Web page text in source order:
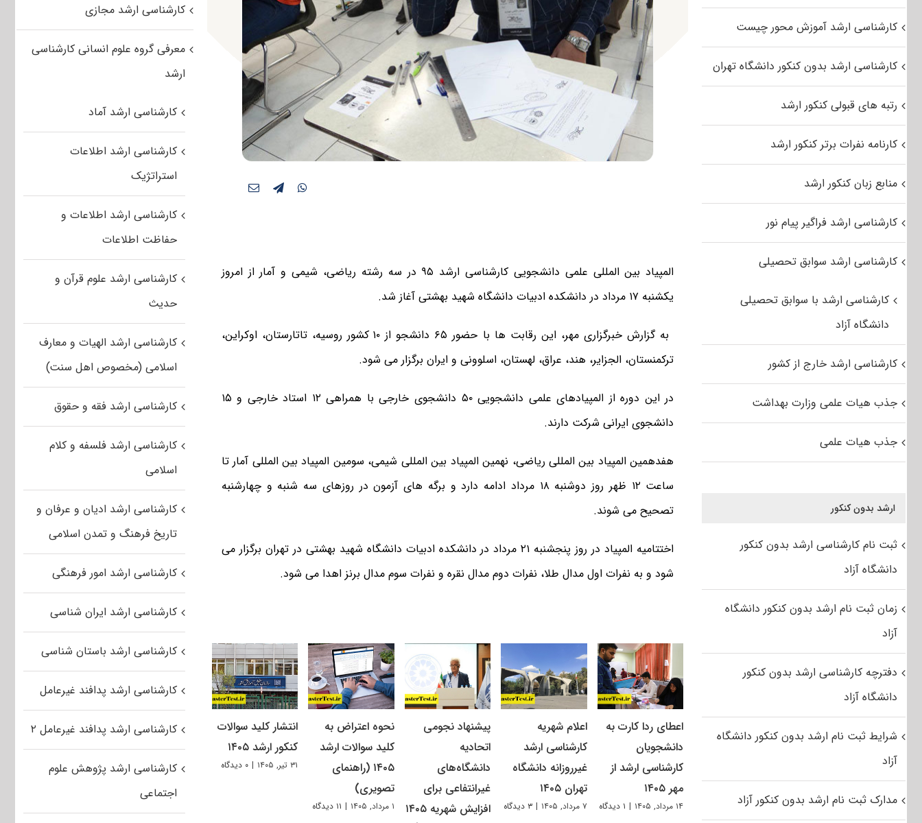
المپیاد بین المللی علمی دانشجویی کارشناسی ارشد ۹۵ در سه رشته ریاضی، شیمی و آمار از امروز
یکشنبه ۱۷ مرداد در دانشکده ادبیات دانشگاه شهید بهشتی آغاز شد.
به گزارش خبرگزاری مهر، این رقابت ها با حضور ۶۵ دانشجو از ۱۰ کشور روسیه، تاتارستان، اوکراین،
ترکمنستان، الجزایر، هند، عراق، لهستان، اسلوونی و ایران برگزار می شود.
در این دوره از المپیادهای علمی دانشجویی ۵۰ دانشجوی خارجی با همراهی ۱۲ استاد خارجی و ۱۵
دانشجوی ایرانی شرکت دارند.
هفدهمین المپیاد بین المللی ریاضی، نهمین المپیاد بین المللی شیمی، سومین المپیاد بین المللی آمار تا
ساعت ۱۲ ظهر روز دوشنبه ۱۸ مرداد ادامه دارد و برگه های آزمون در روزهای سه شنبه و چهارشنبه
تصحیح می شوند.
اختتامیه المپیاد در روز پنجشنبه ۲۱ مرداد در دانشکده ادبیات دانشگاه شهید بهشتی در تهران برگزار می
شود و به نفرات اول مدال طلا، نفرات دوم مدال نقره و نفرات سوم مدال برنز اهدا می شود.
اعطای ردا کارت به
دانشجویان
کارشناسی ارشد از
مهر ۱۴۰۵
۱۴ مرداد, ۱۴۰۵ | ۱ دیدگاه
اعلام شهریه
کارشناسی ارشد
غیرروزانه دانشگاه
تهران ۱۴۰۵
۷ مرداد, ۱۴۰۵ | ۳ دیدگاه
پیشنهاد نجومی
اتحادیه
دانشگاه‌های
غیرانتفاعی برای
افزایش شهریه ۱۴۰۵
نحوه اعتراض به
کلید سوالات ارشد
۱۴۰۵ (راهنمای
تصویری)
۱ مرداد, ۱۴۰۵ | ۱۱ دیدگاه
انتشار کلید سوالات
کنکور ارشد ۱۴۰۵
۳۱ تیر, ۱۴۰۵ | ۰ دیدگاه
کارشناسی ارشد مجازی
معرفی گروه علوم انسانی کارشناسی
ارشد
کارشناسی ارشد آماد
کارشناسی ارشد اطلاعات
استراتژیک
کارشناسی ارشد اطلاعات و
حفاظت اطلاعات
کارشناسی ارشد علوم قرآن و
حدیث
کارشناسی ارشد الهیات و معارف
اسلامی (مخصوص اهل سنت)
کارشناسی ارشد فقه و حقوق
کارشناسی ارشد فلسفه و کلام
اسلامی
کارشناسی ارشد ادیان و عرفان و
تاریخ فرهنگ و تمدن اسلامی
کارشناسی ارشد امور فرهنگی
کارشناسی ارشد ایران شناسی
کارشناسی ارشد باستان شناسی
کارشناسی ارشد پدافند غیرعامل
کارشناسی ارشد پدافند غیرعامل ۲
کارشناسی ارشد پژوهش علوم
اجتماعی
کارشناسی ارشد آموزش محور چیست
کارشناسی ارشد بدون کنکور دانشگاه تهران
رتبه های قبولی کنکور ارشد
کارنامه نفرات برتر کنکور ارشد
منابع زبان کنکور ارشد
کارشناسی ارشد فراگیر پیام نور
کارشناسی ارشد سوابق تحصیلی
کارشناسی ارشد با سوابق تحصیلی
دانشگاه آزاد
کارشناسی ارشد خارج از کشور
جذب هیات علمی وزارت بهداشت
جذب هیات علمی
ارشد بدون کنکور
ثبت نام کارشناسی ارشد بدون کنکور
دانشگاه آزاد
زمان ثبت نام ارشد بدون کنکور دانشگاه
آزاد
دفترچه کارشناسی ارشد بدون کنکور
دانشگاه آزاد
شرایط ثبت نام ارشد بدون کنکور دانشگاه
آزاد
مدارک ثبت نام ارشد بدون کنکور آزاد